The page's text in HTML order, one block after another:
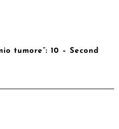
tumore”: 10 – Second